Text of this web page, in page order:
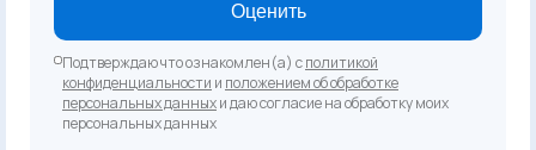
Оценить
Подтверждаю что ознакомлен(а) сполитикой
конфиденциальности и положением об обработке
персональных данныхи даю согласие на обработку моих
персональных данных